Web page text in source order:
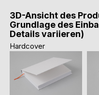
3D-Ansicht des
Grundlage des
Details variieren)
Hardcover